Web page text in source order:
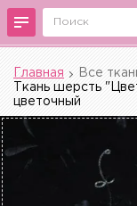
Главная
Все
Ткань шерсть
цветочный